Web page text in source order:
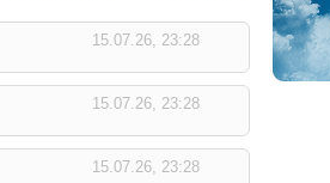
15.07.26, 23:28
15.07.26, 23:28
15.07.26, 23:28